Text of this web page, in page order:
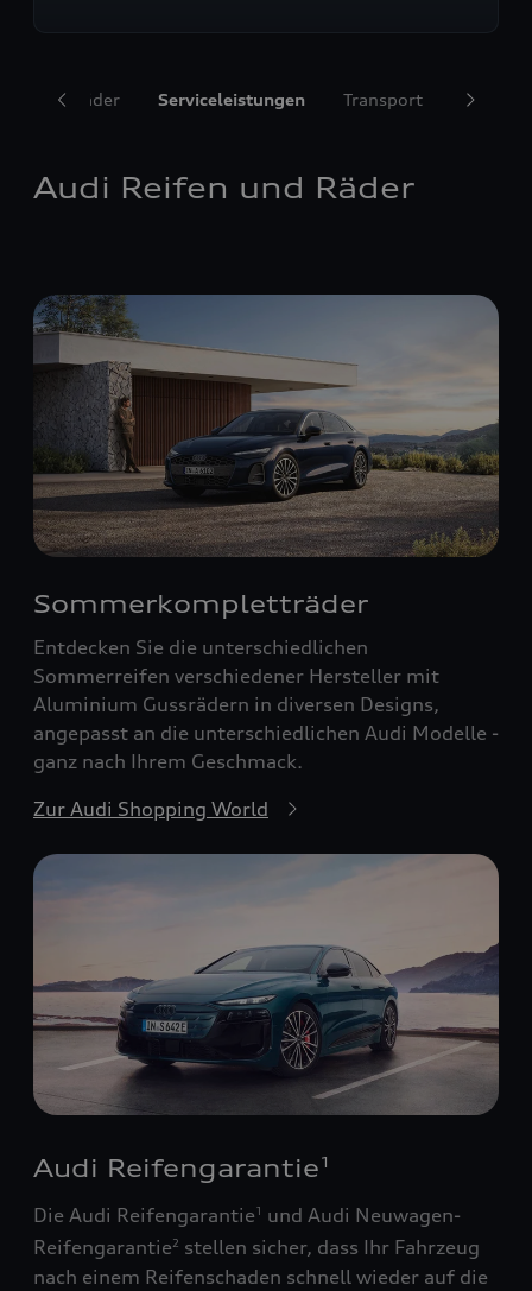
und Räder Serviceleistungen Transport
Audi Reifen und Räder
Sommerkompletträder
Entdecken Sie die unterschiedlichen
Sommerreifen verschiedener Hersteller mit
Aluminium Gussrädern in diversen Designs,
angepasst an die unterschiedlichen Audi Modelle -
ganz nach Ihrem Geschmack.
Zur Audi Shopping World
Audi Reifengarantie 1
Die Audi Reifengarantie1
und Audi Neuwagen-
Reifengarantie2 stellen sicher, dass Ihr Fahrzeug
nach einem Reifenschaden schnell wieder auf die